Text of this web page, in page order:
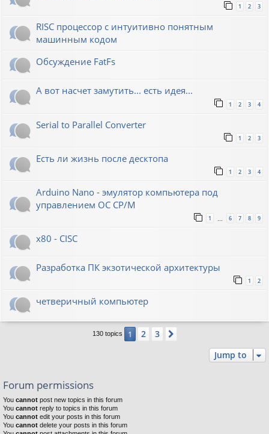
1 2 3
RISC процессор с интуитивно понятным
машинным кодом
Обсуждение FatFs
А вот насчет замутить... есть идея...
1 2 3 4
Serial to Parallel Converter
1 2 3
Есть ли жизнь после десктопа
1 2 3 4
Arduino Nano - эмулятор компьютера под
управлением ОС CP/M
1 6 7 8 9
x80 - CISC
Разработка ПК экзотической архитектуры
1 2
четверичный компьютер
130 topics 1 2 3
Jump to
Forum permissions
You cannot post new topics in this forum
You cannot reply to topics in this forum
You cannot edit your posts in this forum
You cannot delete your posts in this forum